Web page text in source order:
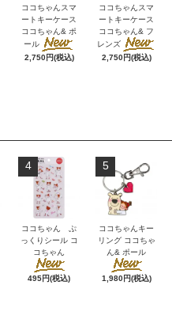
ココちゃんスマ
ートキーケース
ココちゃん& ポ
ール
2,750円(税込)
ココちゃんスマ
ートキーケース
ココちゃん& フ
レンズ
2,750円(税込)
4
ココちゃん ぷ
っくりシール コ
コちゃん
495円(税込)
5
ココちゃんキー
リング ココちゃ
ん& ポール
1,980円(税込)